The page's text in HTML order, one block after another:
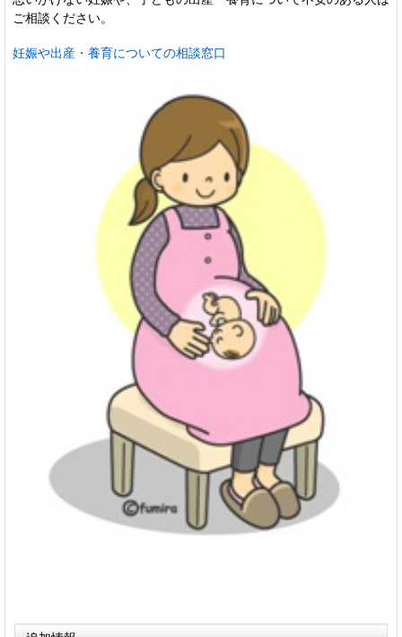
ご相談ください。
妊娠や出産・養育についての相談窓口